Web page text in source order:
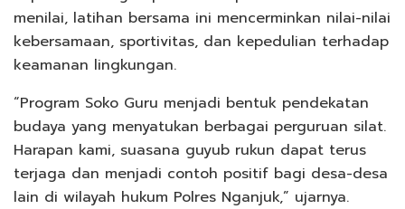
menilai, latihan bersama ini mencerminkan nilai-nilai
kebersamaan, sportivitas, dan kepedulian terhadap
keamanan lingkungan.
“Program Soko Guru menjadi bentuk pendekatan
budaya yang menyatukan berbagai perguruan silat.
Harapan kami, suasana guyub rukun dapat terus
terjaga dan menjadi contoh positif bagi desa-desa
lain di wilayah hukum Polres Nganjuk,” ujarnya.